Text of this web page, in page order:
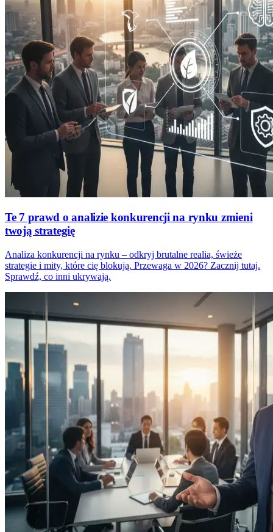
Te 7 prawd o analizie konkurencji na rynku zmieni
twoją strategię
Analiza konkurencji na rynku – odkryj brutalne realia, świeże
strategie i mity, które cię blokują. Przewaga w 2026? Zacznij tutaj.
Sprawdź, co inni ukrywają.